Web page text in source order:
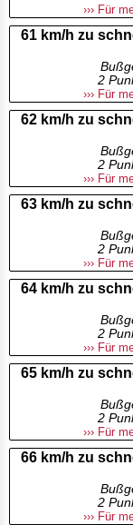
››› Für
61 km/h zu
2
››› Für
62 km/h zu
2
››› Für
63 km/h zu
2
››› Für
64 km/h zu
2
››› Für
65 km/h zu
2
››› Für
66 km/h zu
2
››› Für